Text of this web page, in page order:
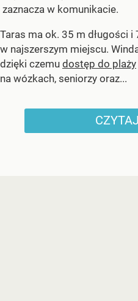
zaznacza w komunikacie.
Taras ma ok. 35 m długości i
w najszerszym miejscu.
dzięki czemu dostęp do plaży
na wózkach, seniorzy oraz...